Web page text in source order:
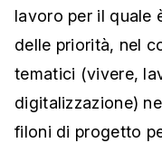
lavoro per il quale
delle priorità, nel
tematici (vivere,
digitalizzazione)
filoni di progetto